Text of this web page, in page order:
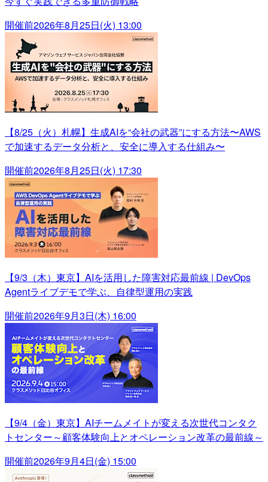
開催前2026年8月25日(火) 13:00
【8/25（火）札幌】生成AIを“会社の武器”にする方法〜AWS
で加速するデータ分析と、安全に導入する仕組み〜
開催前2026年8月25日(火) 17:30
【9/3（木）東京】AIを活用した障害対応最前線 | DevOps
Agentライブデモで学ぶ、自律型運用の実践
開催前2026年9月3日(木) 16:00
【9/4（金）東京】AIチームメイトが変える次世代コンタク
トセンター～顧客体験向上とオペレーション改革の最前線～
開催前2026年9月4日(金) 15:00